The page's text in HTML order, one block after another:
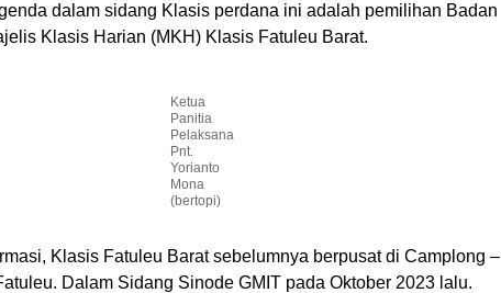
dalam sidang Klasis perdana ini adalah pemilihan Badan
Klasis Harian (MKH) Klasis Fatuleu Barat.
Ketua
Panitia
Pelaksana
Pnt.
Yorianto
Mona
(bertopi)
Klasis Fatuleu Barat sebelumnya berpusat di Camplong –
Dalam Sidang Sinode GMIT pada Oktober 2023 lalu.